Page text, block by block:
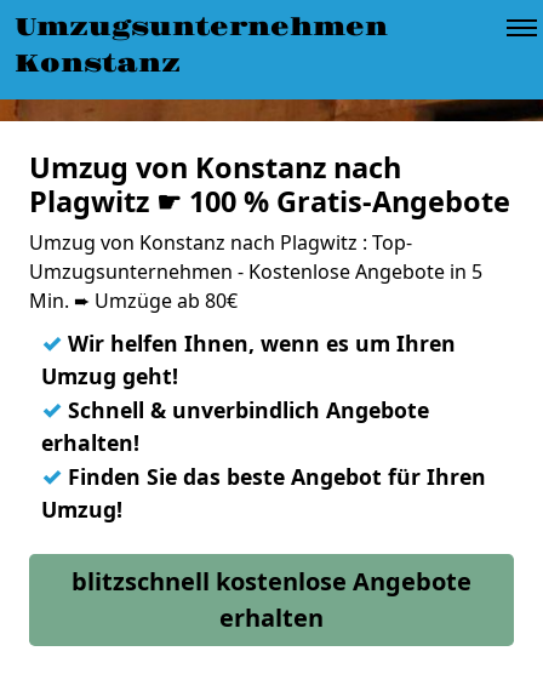
Umzugsunternehmen
Konstanz
Umzug von Konstanz nach
Plagwitz ☛ 100 % Gratis-Angebote
Umzug von Konstanz nach Plagwitz : Top-
Umzugsunternehmen - Kostenlose Angebote in 5
Min. ➨ Umzüge ab 80€
✓ Wir helfen Ihnen, wenn es um Ihren
Umzug geht!
✓ Schnell & unverbindlich Angebote
erhalten!
✓ Finden Sie das beste Angebot für Ihren
Umzug!
blitzschnell kostenlose Angebote
erhalten